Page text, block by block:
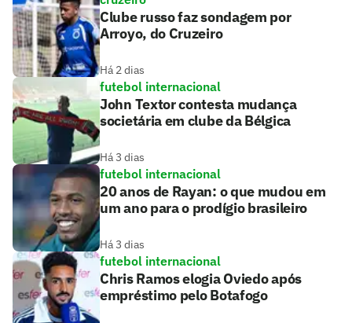
Clube russo faz sondagem por
Arroyo, do Cruzeiro
Há 2 dias
futebol internacional
John Textor contesta mudança
societária em clube da Bélgica
Há 3 dias
futebol internacional
20 anos de Rayan: o que mudou em
um ano para o prodígio brasileiro
Há 3 dias
futebol internacional
Chris Ramos elogia Oviedo após
empréstimo pelo Botafogo